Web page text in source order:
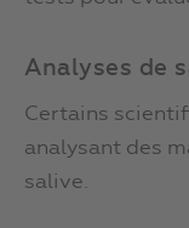
Analyses de
Certains
analysant des
salive.